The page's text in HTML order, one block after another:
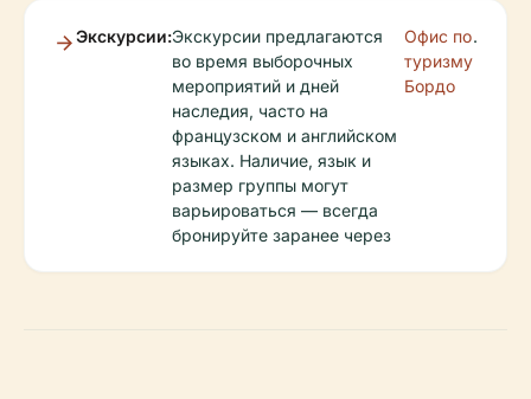
Экскурсии:Экскурсии предлагаются
во время выборочных
мероприятий и дней
наследия, часто на
французском и английском
языках. Наличие, язык и
размер группы могут
варьироваться — всегда
бронируйте заранее через
Офис по
туризму
Бордо
.